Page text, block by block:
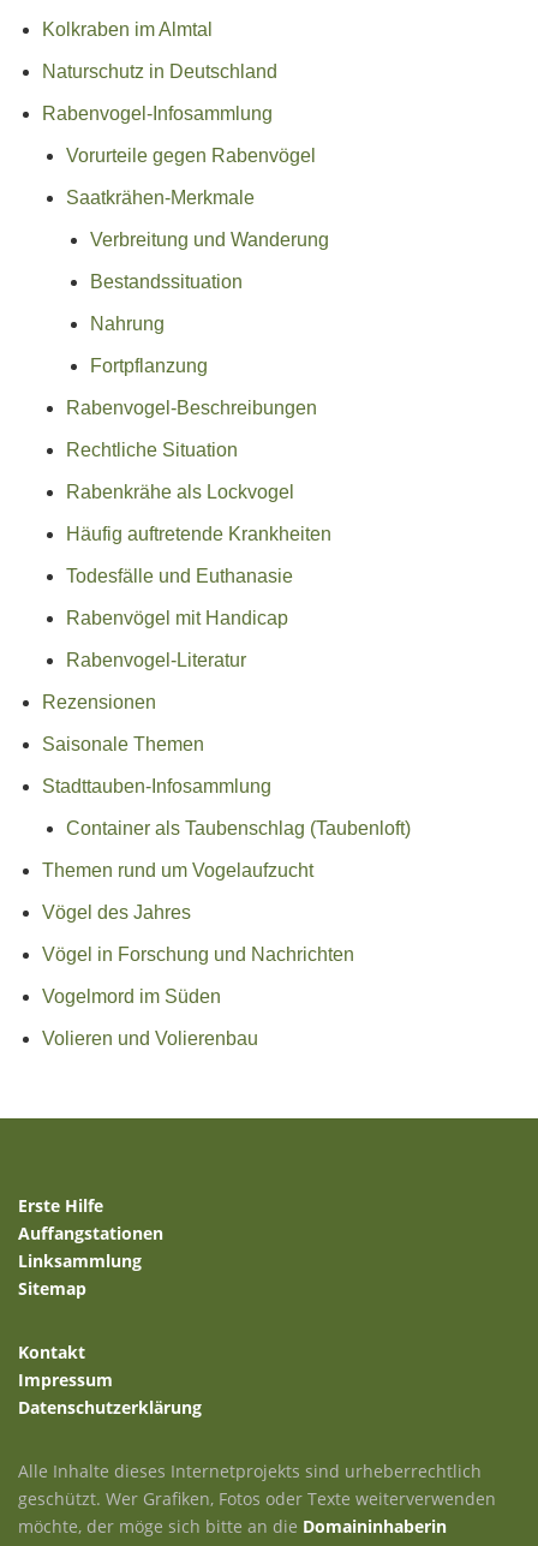
Kolkraben im Almtal
Naturschutz in Deutschland
Rabenvogel-Infosammlung
Vorurteile gegen Rabenvögel
Saatkrähen-Merkmale
Verbreitung und Wanderung
Bestandssituation
Nahrung
Fortpflanzung
Rabenvogel-Beschreibungen
Rechtliche Situation
Rabenkrähe als Lockvogel
Häufig auftretende Krankheiten
Todesfälle und Euthanasie
Rabenvögel mit Handicap
Rabenvogel-Literatur
Rezensionen
Saisonale Themen
Stadttauben-Infosammlung
Container als Taubenschlag (Taubenloft)
Themen rund um Vogelaufzucht
Vögel des Jahres
Vögel in Forschung und Nachrichten
Vogelmord im Süden
Volieren und Volierenbau
Erste Hilfe
Auffangstationen
Linksammlung
Sitemap
Kontakt
Impressum
Datenschutzerklärung
Alle Inhalte dieses Internetprojekts sind urheberrechtlich
geschützt. Wer Grafiken, Fotos oder Texte weiterverwenden
möchte, der möge sich bitte an die Domaininhaberin